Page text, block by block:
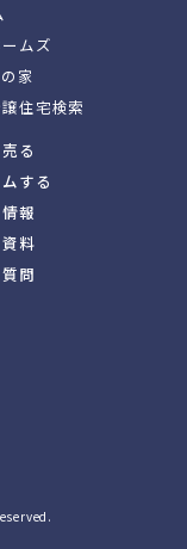
ムズ
家
住宅検索
る
する
報
料
問